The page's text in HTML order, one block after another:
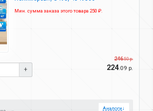
Мин. сумма заказа этого товара 250 ₽.
+
246.50 р.
224.09 р.
Аналоги↓